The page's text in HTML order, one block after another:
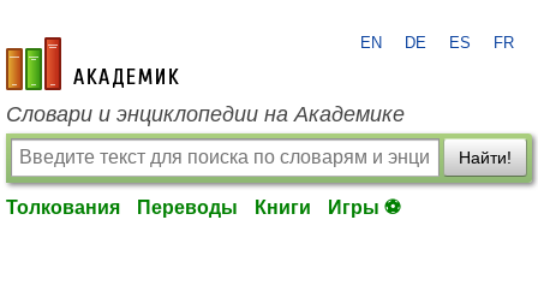
academic.ru
EN DE ES FR
Словари и энциклопедии на Академике
Найти!
Толкования Переводы Книги Игры ⚽